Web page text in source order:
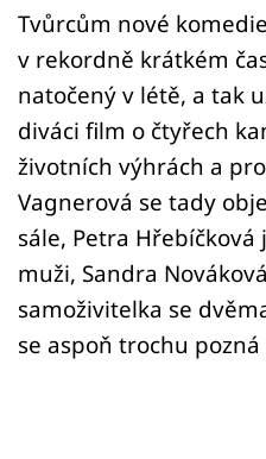
Sledujte nás
Tvůrcům nové
v rekordně krátkém
natočený v létě, a tak
diváci film o čtyřech
životních výhrách a
Vagnerová se tady
sále, Petra
muži, Sandra
samoživitelka se
se aspoň trochu